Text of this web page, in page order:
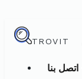
TROVIT